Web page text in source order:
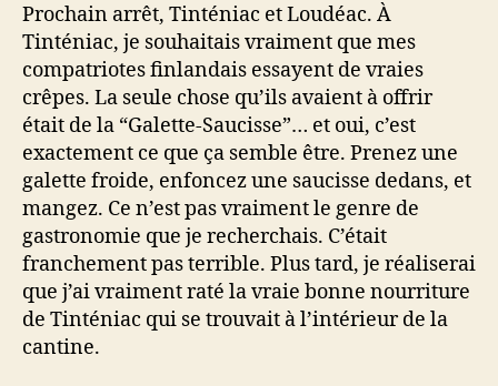
Prochain arrêt, Tinténiac et Loudéac. À
Tinténiac, je souhaitais vraiment que mes
compatriotes finlandais essayent de vraies
crêpes. La seule chose qu’ils avaient à offrir
était de la “Galette-Saucisse”… et oui, c’est
exactement ce que ça semble être. Prenez une
galette froide, enfoncez une saucisse dedans, et
mangez. Ce n’est pas vraiment le genre de
gastronomie que je recherchais. C’était
franchement pas terrible. Plus tard, je réaliserai
que j’ai vraiment raté la vraie bonne nourriture
de Tinténiac qui se trouvait à l’intérieur de la
cantine.